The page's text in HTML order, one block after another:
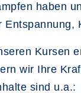
haben
Entspannung,
Kursen
wir Ihre
sind u.a.: